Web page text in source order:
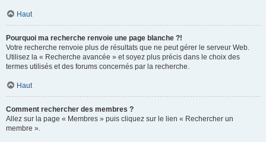
Haut
Pourquoi ma recherche renvoie une page blanche ?!
Votre recherche renvoie plus de résultats que ne peut gérer le serveur Web.
Utilisez la « Recherche avancée » et soyez plus précis dans le choix des
termes utilisés et des forums concernés par la recherche.
Haut
Comment rechercher des membres ?
Allez sur la page « Membres » puis cliquez sur le lien « Rechercher un
membre ».